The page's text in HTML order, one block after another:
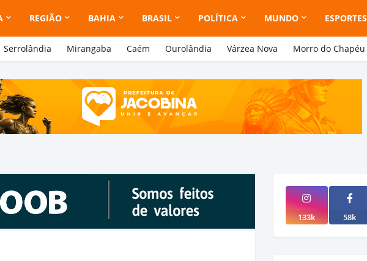
REGIÃO BAHIA BRASIL POLÍTICA MUNDO ESPORTES
Serrolândia Mirangaba Caém Ourolândia Várzea Nova Morro do Chapéu
133k 58k